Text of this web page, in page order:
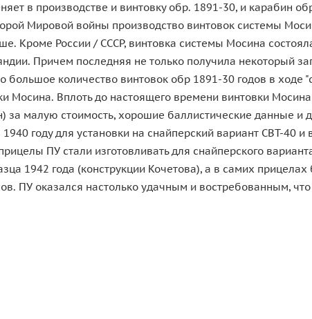
в производстве и винтовку обр. 1891-30, и карабин
Мировой войны производство винтовок системы
Кроме России / СССР, винтовка системы Мосина
Причем последняя не только получила некоторый
большое количество винтовок обр 1891-30 годов в
Мосина. Вплоть до настоящего времени винтовки
за малую стоимость, хорошие баллистические данные и
году для установки на снайперский вариант СВТ-40 и
ПУ стали изготовливать для снайперского
1942 года (конструкции Кочетова), а в самих
ПУ оказался настолько удачным и востребованным,